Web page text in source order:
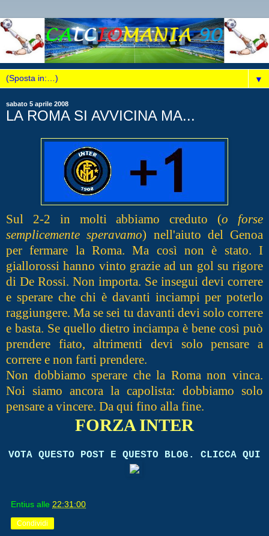
▼
sabato 5 aprile 2008
LA ROMA SI AVVICINA MA...
Sul 2-2 in molti abbiamo creduto (o forse
semplicemente speravamo) nell'aiuto del Genoa
per fermare la Roma. Ma così non è stato. I
giallorossi hanno vinto grazie ad un gol su rigore
di De Rossi. Non importa. Se insegui devi correre
e sperare che chi è davanti inciampi per poterlo
raggiungere. Ma se sei tu davanti devi solo correre
e basta. Se quello dietro inciampa è bene così può
prendere fiato, altrimenti devi solo pensare a
correre e non farti prendere.
Non dobbiamo sperare che la Roma non vinca.
Noi siamo ancora la capolista: dobbiamo solo
pensare a vincere. Da qui fino alla fine.
FORZA INTER
VOTA QUESTO POST E QUESTO BLOG. CLICCA QUI
Entius alle 22:31:00
Condividi